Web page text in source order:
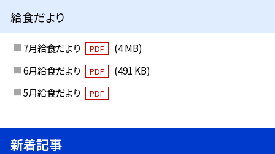
給食だより
7月給食だより PDF
(4 MB)
6月給食だより
PDF
(491 KB)
5月給食だより
PDF
新着記事